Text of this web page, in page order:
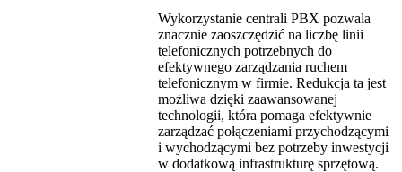
Wykorzystanie centrali PBX pozwala
znacznie zaoszczędzić na liczbę linii
telefonicznych potrzebnych do
efektywnego zarządzania ruchem
telefonicznym w firmie. Redukcja ta jest
możliwa dzięki zaawansowanej
technologii, która pomaga efektywnie
zarządzać połączeniami przychodzącymi
i wychodzącymi bez potrzeby inwestycji
w dodatkową infrastrukturę sprzętową.